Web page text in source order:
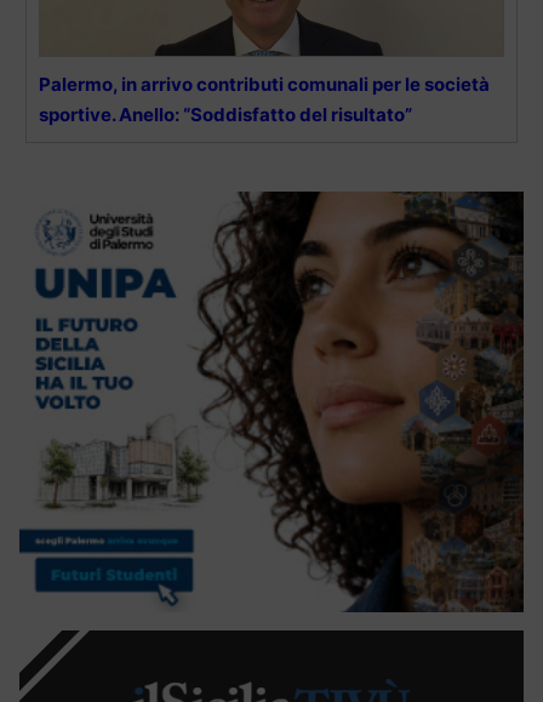
Palermo, in arrivo contributi comunali per le società
sportive. Anello: “Soddisfatto del risultato”